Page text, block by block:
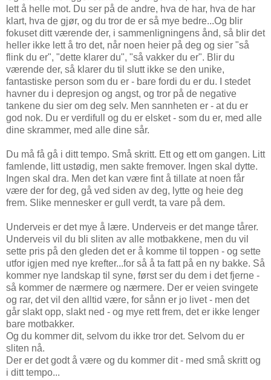
lett å helle mot. Du ser på de andre, hva de har, hva de har
klart, hva de gjør, og du tror de er så mye bedre...Og blir
fokuset ditt værende der, i sammenligningens ånd, så blir det
heller ikke lett å tro det, når noen heier på deg og sier "så
flink du er", "dette klarer du", "så vakker du er". Blir du
værende der, så klarer du til slutt ikke se den unike,
fantastiske person som du er - bare fordi du er du. I stedet
havner du i depresjon og angst, og tror på de negative
tankene du sier om deg selv. Men sannheten er - at du er
god nok. Du er verdifull og du er elsket - som du er, med alle
dine skrammer, med alle dine sår.
Du må få gå i ditt tempo. Små skritt. Ett og ett om gangen. Litt
famlende, litt ustødig, men sakte fremover. Ingen skal dytte.
Ingen skal dra. Men det kan være fint å tillate at noen får
være der for deg, gå ved siden av deg, lytte og heie deg
frem. Slike mennesker er gull verdt, ta vare på dem.
Underveis er det mye å lære. Underveis er det mange tårer.
Underveis vil du bli sliten av alle motbakkene, men du vil
sette pris på den gleden det er å komme til toppen - og sette
utfor igjen med nye krefter...for så å ta fatt på en ny bakke. Så
kommer nye landskap til syne, først ser du dem i det fjerne -
så kommer de nærmere og nærmere. Der er veien svingete
og rar, det vil den alltid være, for sånn er jo livet - men det
går slakt opp, slakt ned - og mye rett frem, det er ikke lenger
bare motbakker.
Og du kommer dit, selvom du ikke tror det. Selvom du er
sliten nå.
Der er det godt å være og du kommer dit - med små skritt og
i ditt tempo...